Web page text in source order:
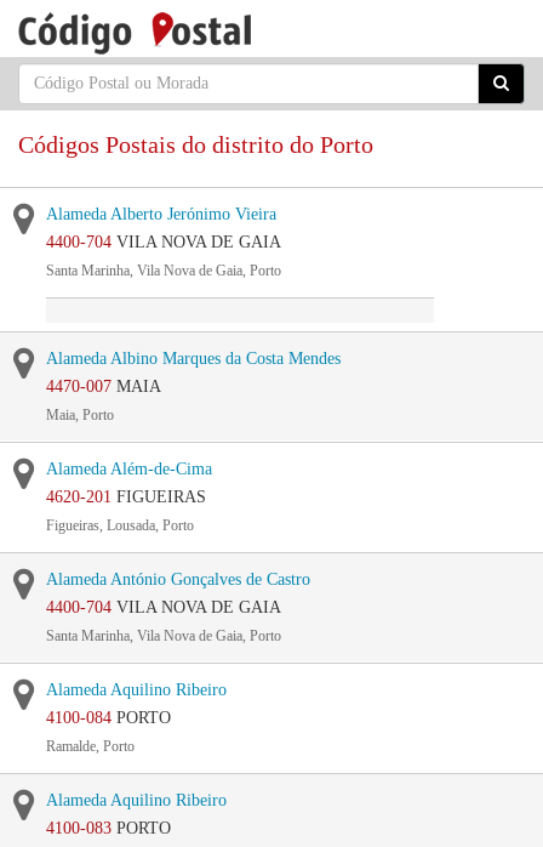
Códigos Postais do distrito do Porto
Alameda Alberto Jerónimo Vieira
4400-704 VILA NOVA DE GAIA
Santa Marinha, Vila Nova de Gaia, Porto
Alameda Albino Marques da Costa Mendes
4470-007 MAIA
Maia, Porto
Alameda Além-de-Cima
4620-201 FIGUEIRAS
Figueiras, Lousada, Porto
Alameda António Gonçalves de Castro
4400-704 VILA NOVA DE GAIA
Santa Marinha, Vila Nova de Gaia, Porto
Alameda Aquilino Ribeiro
4100-084 PORTO
Ramalde, Porto
Alameda Aquilino Ribeiro
4100-083 PORTO